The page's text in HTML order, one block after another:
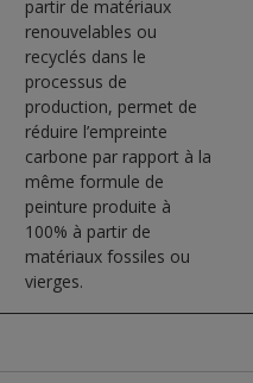
partir de matériaux
renouvelables ou
recyclés dans le
processus de
production, permet de
réduire l’empreinte
carbone par rapport à la
même formule de
peinture produite à
100% à partir de
matériaux fossiles ou
vierges.